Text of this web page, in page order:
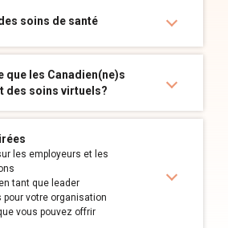
que les Canadien(ne)s
des soins virtuels?
soins de santé
les employeurs et les
tant que leader
votre organisation
vous pouvez offrir